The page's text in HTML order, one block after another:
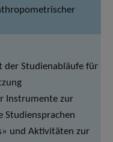
der Studienabläufe für
Instrumente zur
Studiensprachen
und Aktivitäten zur